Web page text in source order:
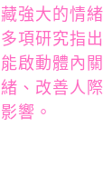
強大的情
項研究指
啟動體內
、改善人
響。